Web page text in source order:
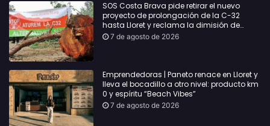
SOS Costa Brava pide retirar el nuevo
proyecto de prolongación de la C-32
hasta Lloret y reclama la dimisión de
Sílvia Paneque
7 de agosto de 2026
Emprendedoras | Paneto renace en Lloret y
lleva el bocadillo a otro nivel: producto km
0 y espíritu “Beach Vibes”
7 de agosto de 2026